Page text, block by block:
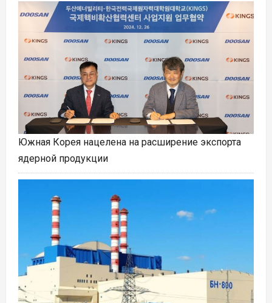
Южная Корея нацелена на расширение экспорта
ядерной продукции